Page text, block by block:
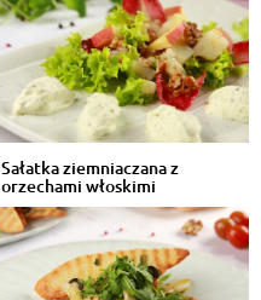
Sałatka ziemniaczana z
orzechami włoskimi